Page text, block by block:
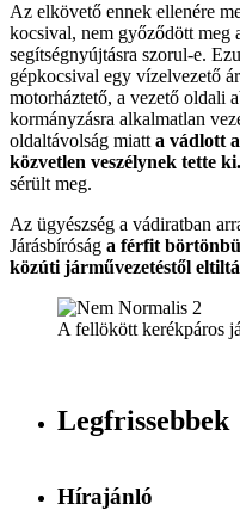
Az elkövető ennek ellenére
kocsival, nem győződött meg
segítségnyújtásra szorul-e.
gépkocsival egy vízelvezető
motorháztető, a vezető oldali
kormányzásra alkalmatlan
oldaltávolság miatt a vádlott
közvetlen veszélynek tette ki.
sérült meg.
Az ügyészség a vádiratban
Járásbíróság a férfit
közúti járművezetéstől
A fellökött kerékpáros
Legfrissebbek
Hírajánló